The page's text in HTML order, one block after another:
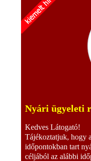
Nyári ügyeleti
Kedves Látogató!
Tájékoztatjuk, hogy
időpontokban tart
céljából az alábbi